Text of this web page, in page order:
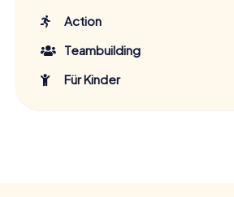
Action
Teambuilding
Für Kinder